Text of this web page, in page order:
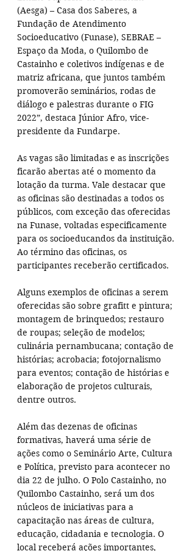
(Aesga) – Casa dos Saberes, a
Fundação de Atendimento
Socioeducativo (Funase), SEBRAE –
Espaço da Moda, o Quilombo de
Castainho e coletivos indígenas e de
matriz africana, que juntos também
promoverão seminários, rodas de
diálogo e palestras durante o FIG
2022”, destaca Júnior Afro, vice-
presidente da Fundarpe.
As vagas são limitadas e as inscrições
ficarão abertas até o momento da
lotação da turma. Vale destacar que
as oficinas são destinadas a todos os
públicos, com exceção das oferecidas
na Funase, voltadas especificamente
para os socioeducandos da instituição.
Ao término das oficinas, os
participantes receberão certificados.
Alguns exemplos de oficinas a serem
oferecidas são sobre grafitt e pintura;
montagem de brinquedos; restauro
de roupas; seleção de modelos;
culinária pernambucana; contação de
histórias; acrobacia; fotojornalismo
para eventos; contação de histórias e
elaboração de projetos culturais,
dentre outros.
Além das dezenas de oficinas
formativas, haverá uma série de
ações como o Seminário Arte, Cultura
e Política, previsto para acontecer no
dia 22 de julho. O Polo Castainho, no
Quilombo Castainho, será um dos
núcleos de iniciativas para a
capacitação nas áreas de cultura,
educação, cidadania e tecnologia. O
local receberá ações importantes,